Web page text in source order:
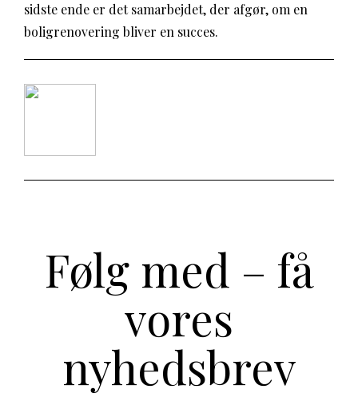
sidste ende er det samarbejdet, der afgør, om en
boligrenovering bliver en succes.
Følg med – få
vores
nyhedsbrev